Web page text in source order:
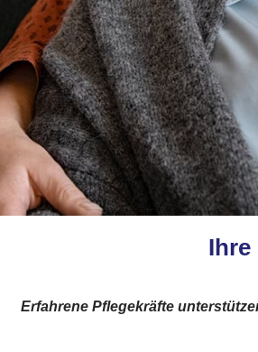
Ihre
Erfahrene Pflegekräfte